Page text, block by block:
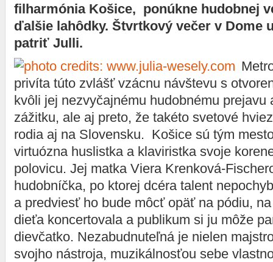
filharmónia Košice, ponúkne hudobnej
ďalšie lahôdky. Štvrtkový večer v Dome
patriť Julli.
privíta túto zvlášť vzácnu návštevu s
kvôli jej nezvyčajnému hudobnému prejavu
zážitku, ale aj preto, že takéto svetové
rodia aj na Slovensku. Košice sú tým
virtuózna huslistka a klaviristka svoje
polovicu. Jej matka Viera Krenková-
hudobníčka, po ktorej dcéra talent
a predviesť ho bude môcť opäť na pódiu,
dieťa koncertovala a publikum si ju môže
dievčatko. Nezabudnuteľná je nielen
svojho nástroja, muzikálnosťou sebe